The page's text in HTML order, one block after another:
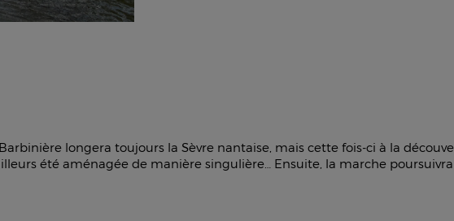
longera toujours la Sèvre nantaise, mais cette fois-ci à la
été aménagée de manière singulière… Ensuite, la marche